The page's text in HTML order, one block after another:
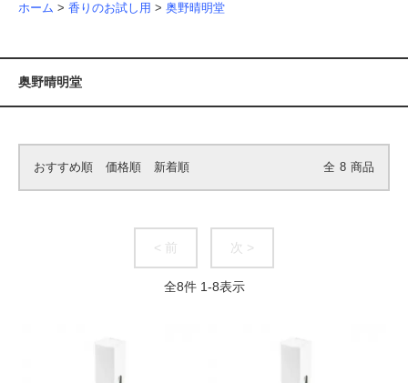
ホーム > 香りのお試し用 > 奥野晴明堂
奥野晴明堂
おすすめ順 価格順 新着順 全 8 商品
< 前 次 >
全8件 1-8表示